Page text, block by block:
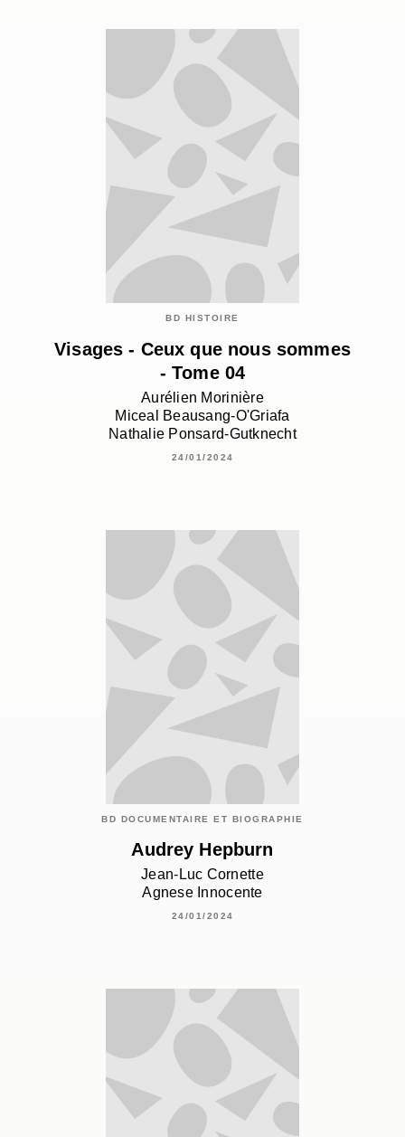
BD HISTOIRE
Visages - Ceux que nous sommes
- Tome 04
Aurélien Morinière
Miceal Beausang-O'Griafa
Nathalie Ponsard-Gutknecht
24/01/2024
BD DOCUMENTAIRE ET BIOGRAPHIE
Audrey Hepburn
Jean-Luc Cornette
Agnese Innocente
24/01/2024